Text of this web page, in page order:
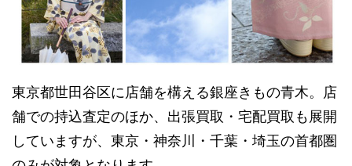
東京都世田谷区に店舗を構える銀座きもの青木。店
舗での持込査定のほか、出張買取・宅配買取も展開
していますが、東京・神奈川・千葉・埼玉の首都圏